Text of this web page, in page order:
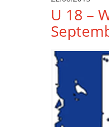
U 18 –